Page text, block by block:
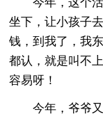
坐下，让小孩子
钱，到我了，我
都认，就是叫不
容易呀！
今年，爷爷